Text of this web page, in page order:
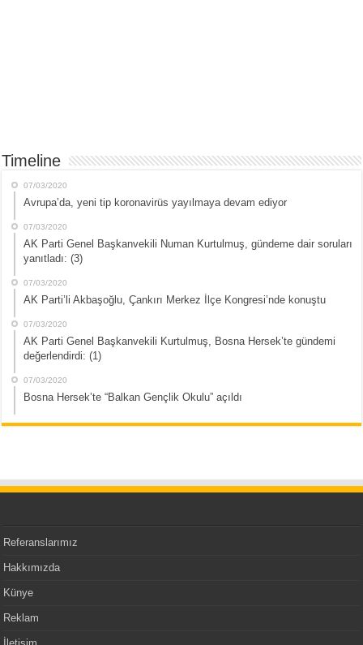
Timeline
07/03/2020
Avrupa’da, yeni tip koronavirüs yayılmaya devam ediyor
07/03/2020
AK Parti Genel Başkanvekili Numan Kurtulmuş, gündeme dair soruları
yanıtladı: (3)
07/03/2020
AK Parti’li Akbaşoğlu, Çankırı Merkez İlçe Kongresi’nde konuştu
07/03/2020
AK Parti Genel Başkanvekili Kurtulmuş, Bosna Hersek’te gündemi
değerlendirdi: (1)
07/03/2020
Bosna Hersek’te “Balkan Gençlik Okulu” açıldı
Referanslarımız
Hakkımızda
Künye
Reklam